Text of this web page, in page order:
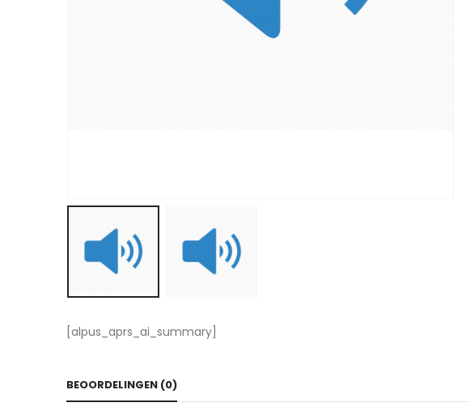
[alpus_aprs_ai_summary]
BEOORDELINGEN (0)